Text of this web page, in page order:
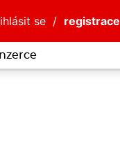
se / registrace
Inzerce